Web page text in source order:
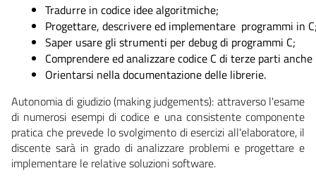
Tradurre in codice idee algoritmiche;
Progettare, descrivere ed implementare  programmi in
Saper usare gli strumenti per debug di programmi C;
Comprendere ed analizzare codice C di terze parti
Orientarsi nella documentazione delle librerie.
Autonomia di giudizio (making judgements): attraverso l'esame
di numerosi esempi di codice e una consistente componente
pratica che prevede lo svolgimento di esercizi all'elaboratore, il
discente sarà in grado di analizzare problemi e progettare e
implementare le relative soluzioni software.